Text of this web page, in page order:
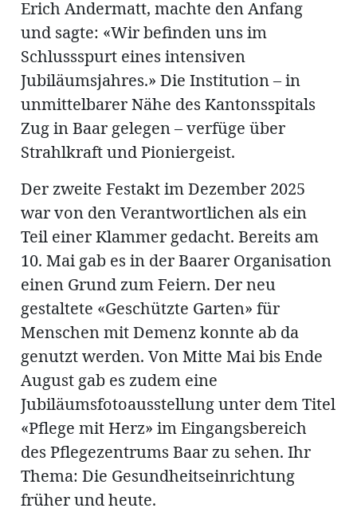
Erich Andermatt, machte den Anfang
und sagte: «Wir befinden uns im
Schlussspurt eines intensiven
Jubiläumsjahres.» Die Institution – in
unmittelbarer Nähe des Kantonsspitals
Zug in Baar gelegen – verfüge über
Strahlkraft und Pioniergeist.
Der zweite Festakt im Dezember 2025
war von den Verantwortlichen als ein
Teil einer Klammer gedacht. Bereits am
10. Mai gab es in der Baarer Organisation
einen Grund zum Feiern. Der neu
gestaltete «Geschützte Garten» für
Menschen mit Demenz konnte ab da
genutzt werden. Von Mitte Mai bis Ende
August gab es zudem eine
Jubiläumsfotoausstellung unter dem Titel
«Pflege mit Herz» im Eingangsbereich
des Pflegezentrums Baar zu sehen. Ihr
Thema: Die Gesundheitseinrichtung
früher und heute.